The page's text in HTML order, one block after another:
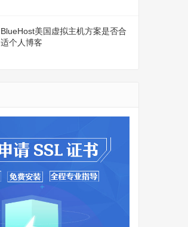
BlueHost美国虚拟主机方案是否合
适个人博客